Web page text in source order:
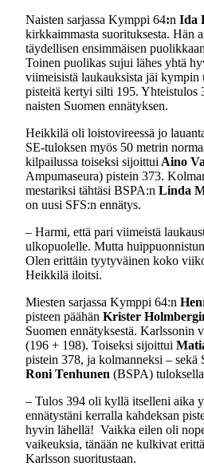
Naisten sarjassa Kymppi 64:n Ida
kirkkaimmasta suorituksesta. Hän
täydellisen ensimmäisen
Toinen puolikas sujui lähes yhtä
viimeisistä laukauksista jäi kympin
pisteitä kertyi silti 195. Yhteistulos
naisten Suomen ennätyksen.
Heikkilä oli loistovireessä jo
SE-tuloksen myös 50 metrin
kilpailussa toiseksi sijoittui Aino
Ampumaseura) pistein 373.
mestariksi tähtäsi BSPA:n Linda
on uusi SFS:n ennätys.
– Harmi, että pari viimeistä
ulkopuolelle. Mutta
Olen erittäin tyytyväinen koko
Heikkilä iloitsi.
Miesten sarjassa Kymppi 64:n
pisteen päähän Krister
Suomen ennätyksestä. Karlssonin
(196 + 198). Toiseksi sijoittui
pistein 378, ja kolmanneksi – sekä
Roni Tenhunen (BSPA)
– Tulos 394 oli kyllä itselleni aika
ennätystäni kerralla kahdeksan
hyvin lähellä! Vaikka eilen oli
vaikeuksia, tänään ne kulkivat
Karlsson suoritustaan.